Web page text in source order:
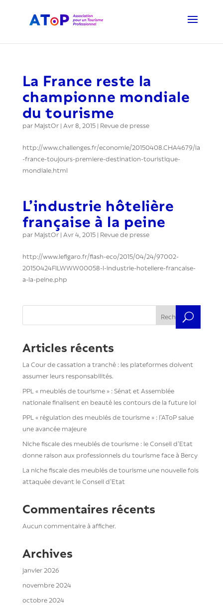
La France reste la
championne mondiale
du tourisme
parMajstOr| Avr 8, 2015| Revue de presse
http://www.challenges.fr/economie/20150408.CHA4679/la
-france-toujours-premiere-destination-touristique-
mondiale.html
L’industrie hôtelière
française à la peine
parMajstOr| Avr 4, 2015| Revue de presse
http://www.lefigaro.fr/flash-eco/2015/04/24/97002-
20150424FILWWW00058-l-industrie-hoteliere-francaise-
a-la-peine.php
Rechercher
Articles récents
La Cour de cassation a tranché : les plateformes doivent
assumer leurs responsabilités.
PPL « meublés de tourisme » : Sénat et Assemblée
nationale finalisent en beauté les contours de la future loi
PPL « régulation des meublés de tourisme » : l’AToP salue
une avancée majeure
Niche fiscale des meublés de tourisme : le Conseil d’Etat
donne raison aux professionnels du tourisme face à Bercy
La niche fiscale des meublés de tourisme une nouvelle fois
attaquée devant le Conseil d’Etat
Commentaires récents
Aucun commentaire à afficher.
Archives
janvier 2026
novembre 2024
octobre 2024